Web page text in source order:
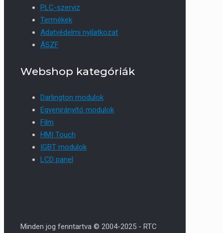
PLC-szerviz
Termékek
Adatvédelmi nyilatkozat
ÁSZF
Webshop kategóriák
Darlington modulok
Egyenirányító modulok
Film
HMI Touch
IGBT modulok
LCD panel
Minden jog fenntartva © 2004-2025 - RTC